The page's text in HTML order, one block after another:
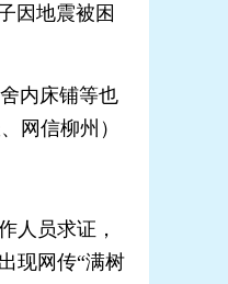
因地震被困
内床铺等也
网信柳州）
人员求证，
现网传“满树